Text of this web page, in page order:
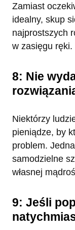
Zamiast
idealny, skup
najprostszych
w zasięgu ręki.
8: Nie
Niektórzy
pieniądze, by
problem.
samodzielne
własnej
9: Jeśli